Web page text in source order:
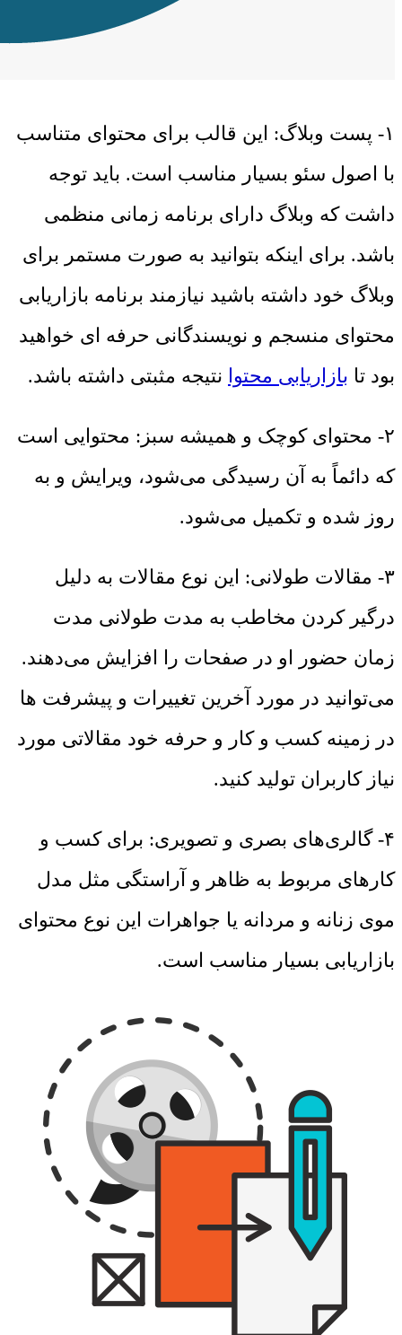
۱- پست وبلاگ: این قالب برای محتوای متناسب
با اصول سئو بسیار مناسب است. باید توجه
داشت که وبلاگ دارای برنامه زمانی منظمی
باشد. برای اینکه بتوانید به صورت مستمر برای
وبلاگ خود داشته باشید نیازمند برنامه بازاریابی
محتوای منسجم و نویسندگانی حرفه ای خواهید
بود تا بازاریابی محتوا نتیجه مثبتی داشته باشد.
۲- محتوای کوچک و همیشه سبز: محتوایی است
که دائماً به آن رسیدگی می‌شود، ویرایش و به
روز شده و تکمیل می‌شود.
۳- مقالات طولانی: این نوع مقالات به دلیل
درگیر کردن مخاطب به مدت طولانی مدت
زمان حضور او در صفحات را افزایش می‌دهند.
می‌توانید در مورد آخرین تغییرات و پیشرفت ها
در زمینه کسب و کار و حرفه خود مقالاتی مورد
نیاز کاربران تولید کنید.
۴- گالری‌های بصری و تصویری: برای کسب و
کارهای مربوط به ظاهر و آراستگی مثل مدل
موی زنانه و مردانه یا جواهرات این نوع محتوای
بازاریابی بسیار مناسب است.